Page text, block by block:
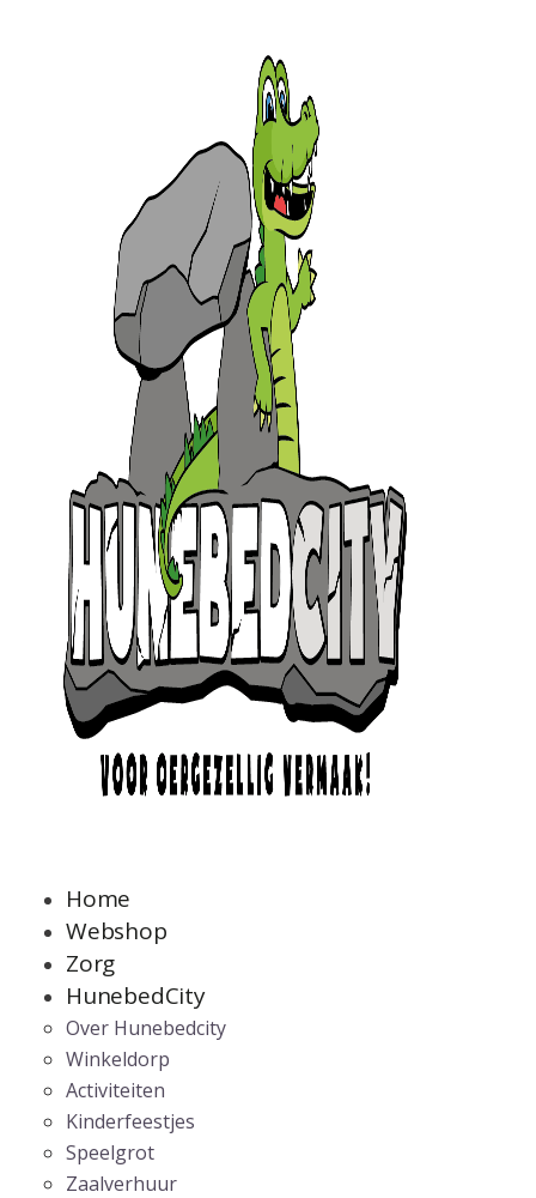
Home
Webshop
Zorg
HunebedCity
Over Hunebedcity
Winkeldorp
Activiteiten
Kinderfeestjes
Speelgrot
Zaalverhuur